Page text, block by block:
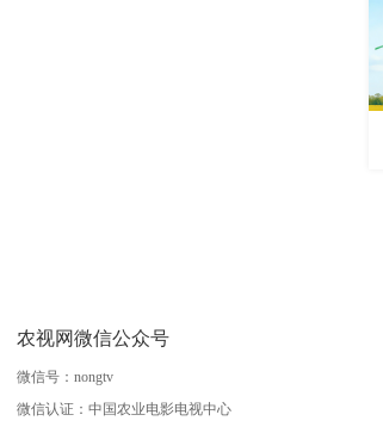
农视网微信公众号
微信号：nongtv
微信认证：中国农业电影电视中心